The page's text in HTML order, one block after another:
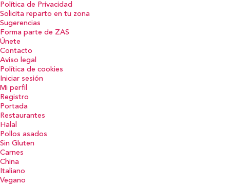
Política de Privacidad
Solicita reparto en tu zona
Sugerencias
Forma parte de ZAS
Únete
Contacto
Aviso legal
Política de cookies
Iniciar sesión
Mi perfil
Registro
Portada
Restaurantes
Halal
Pollos asados
Sin Gluten
Carnes
China
Italiano
Vegano